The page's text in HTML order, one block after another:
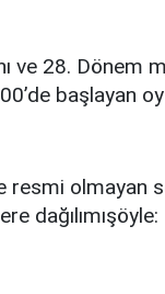
ve 28. Dönem
başlayan
resmi olmayan
dağılımışöyle: